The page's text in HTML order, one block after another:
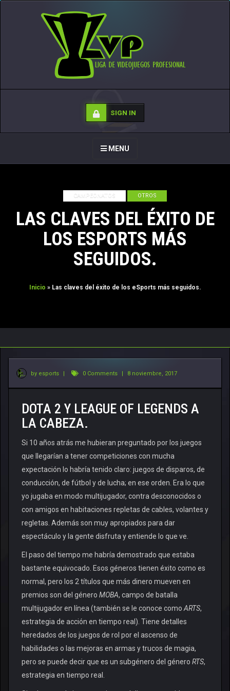
SIGN IN
TOGGLE
MENU
COMO FUNCIONA
CAMPEONATOS OTROS
LAS CLAVES DEL ÉXITO DE
LOS ESPORTS MÁS
SEGUIDOS.
Inicio » Las claves del éxito de los eSports más seguidos.
by esports | 0 Comments | 8 noviembre, 2017
DOTA 2 Y LEAGUE OF LEGENDS A
LA CABEZA.
Si 10 años atrás me hubieran preguntado por los juegos
que llegarían a tener competiciones con mucha
expectación lo habría tenido claro: juegos de disparos, de
conducción, de fútbol y de lucha; en ese orden. Era lo que
yo jugaba en modo multijugador, contra desconocidos o
con amigos en habitaciones repletas de cables, volantes y
regletas. Además son muy apropiados para dar
espectáculo y la gente disfruta y entiende lo que ve.
El paso del tiempo me habría demostrado que estaba
bastante equivocado. Esos géneros tienen éxito como es
normal, pero los 2 títulos que más dinero mueven en
premios son del género MOBA, campo de batalla
multijugador en línea (también se le conoce como ARTS,
estrategia de acción en tiempo real). Tiene detalles
heredados de los juegos de rol por el ascenso de
habilidades o las mejoras en armas y trucos de magia,
pero se puede decir que es un subgénero del género RTS,
estrategia en tiempo real.